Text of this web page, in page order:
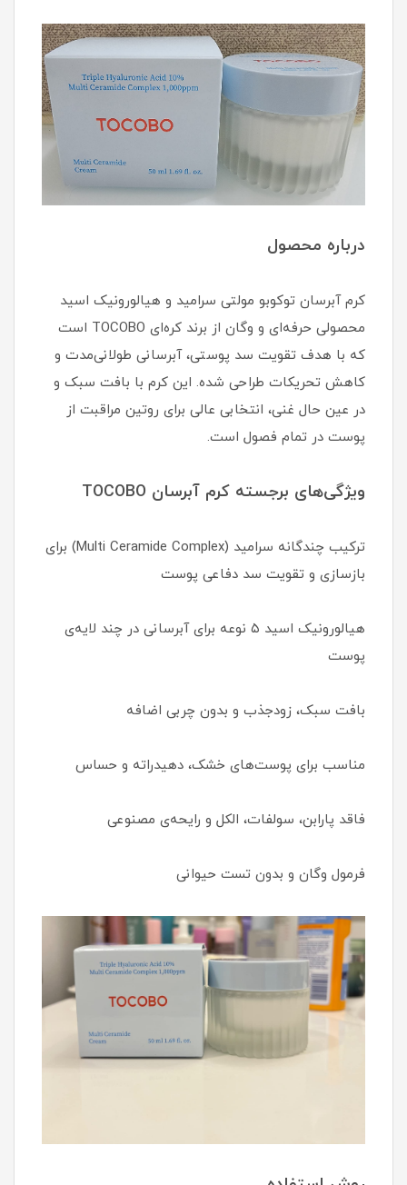
درباره محصول
کرم آبرسان توکوبو مولتی سرامید و هیالورونیک اسید
محصولی حرفه‌ای و وگان از برند کره‌ای TOCOBO است
که با هدف تقویت سد پوستی، آبرسانی طولانی‌مدت و
کاهش تحریکات طراحی شده. این کرم با بافت سبک و
در عین حال غنی، انتخابی عالی برای روتین مراقبت از
پوست در تمام فصول است.
ویژگی‌های برجسته کرم آبرسان TOCOBO
ترکیب چندگانه سرامید (Multi Ceramide Complex) برای
بازسازی و تقویت سد دفاعی پوست
هیالورونیک اسید ۵ نوعه برای آبرسانی در چند لایه‌ی
پوست
بافت سبک، زودجذب و بدون چربی اضافه
مناسب برای پوست‌های خشک، دهیدراته و حساس
فاقد پارابن، سولفات، الکل و رایحه‌ی مصنوعی
فرمول وگان و بدون تست حیوانی